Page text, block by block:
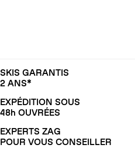
SKIS GARANTIS
2 ANS*
EXPÉDITION SOUS
48h OUVRÉES
EXPERTS ZAG
POUR VOUS CONSEILLER